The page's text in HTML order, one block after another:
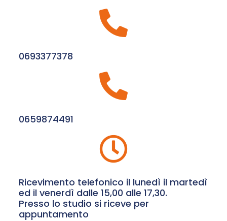
0693377378
0659874491
Ricevimento telefonico il lunedì il martedì
ed il venerdì dalle 15,00 alle 17,30.
Presso lo studio si riceve per
appuntamento